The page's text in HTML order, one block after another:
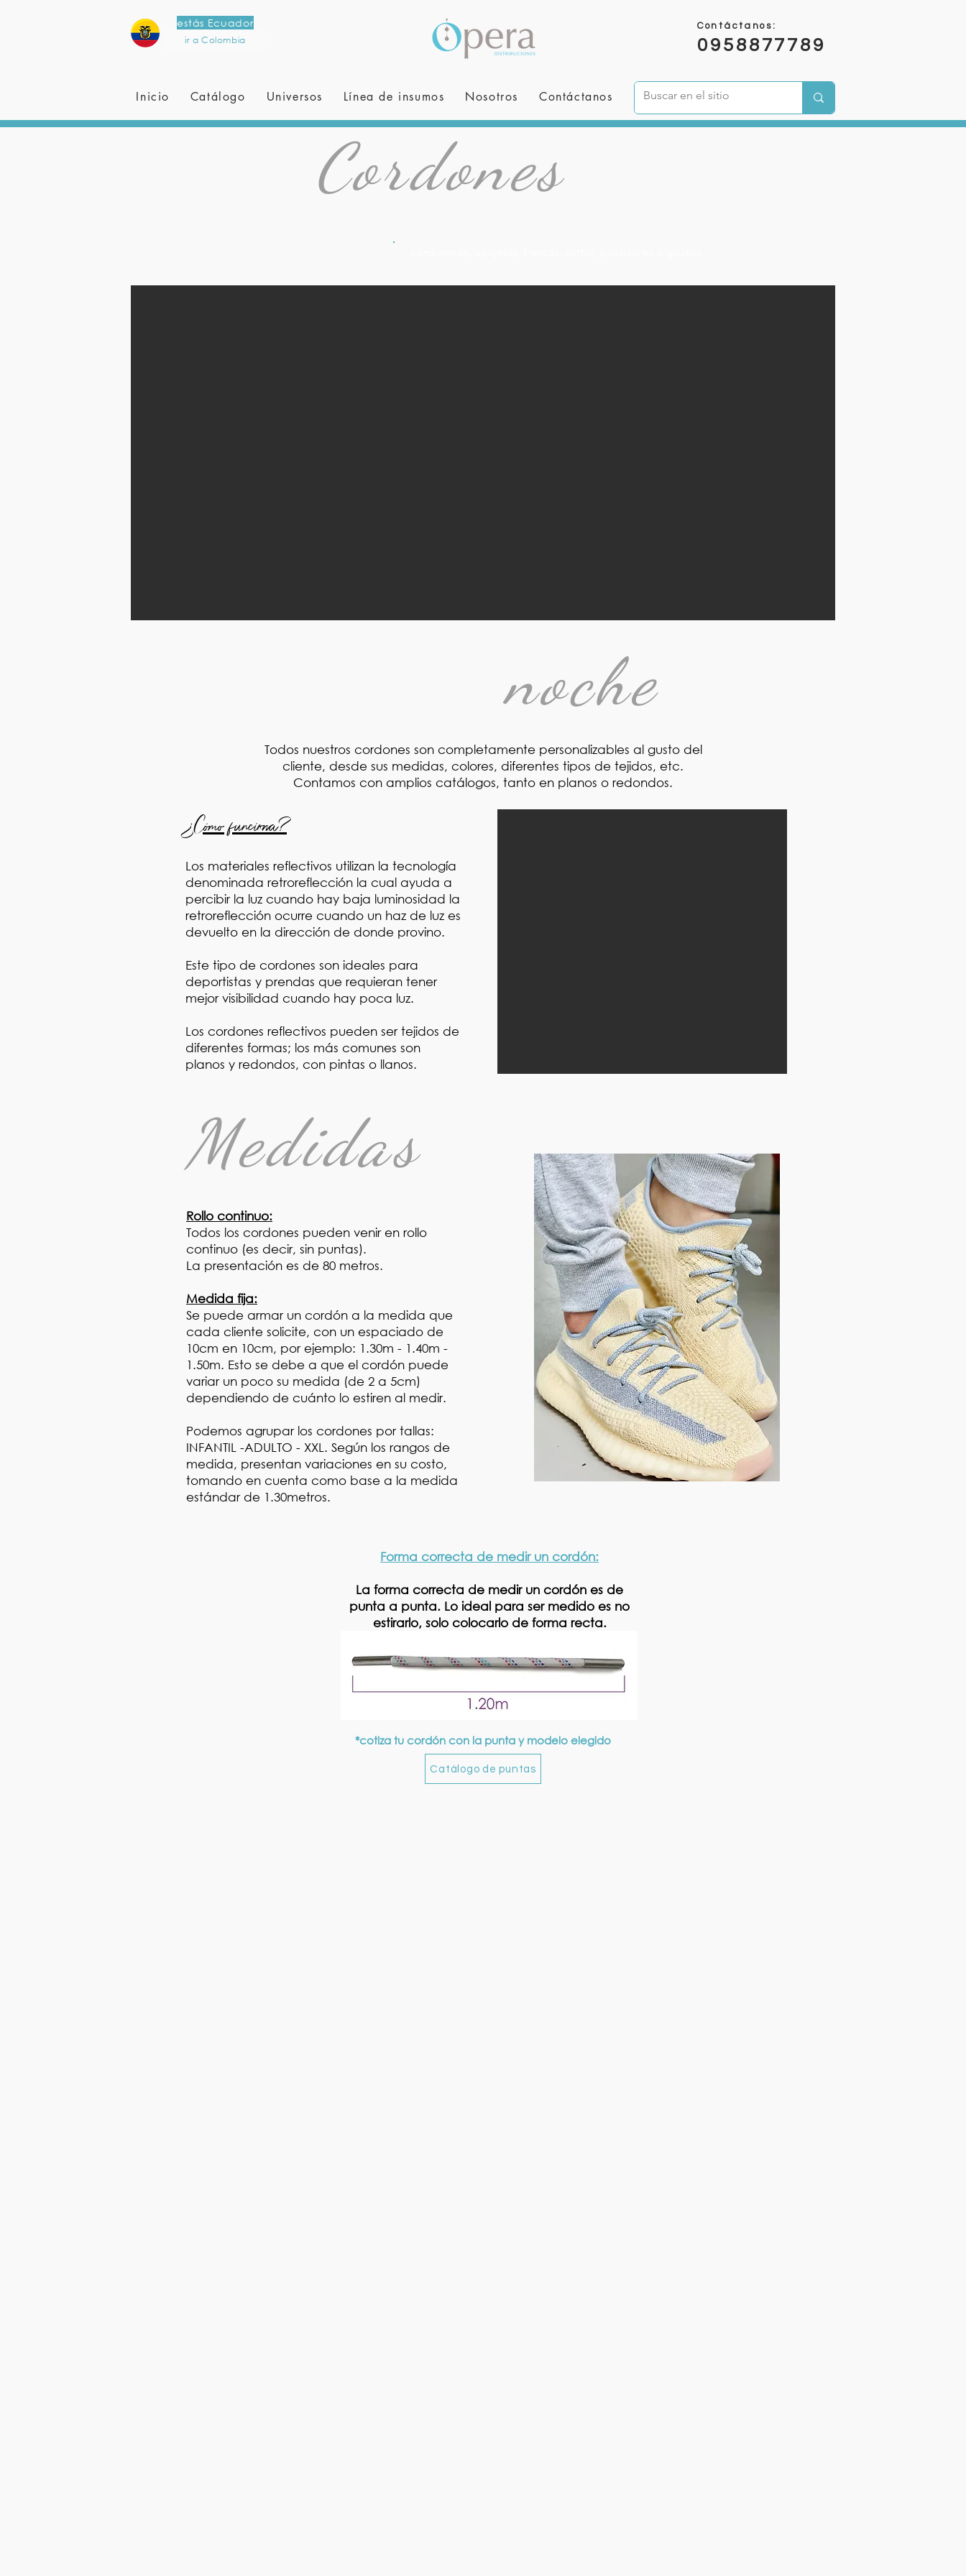
estás Ecuador
ir a Colombia
Inicio Catálogo Universos Línea de insumos Nosotros Contáctanos
Contáctanos:
0958877789
Cordones
VISIBILIDAD EN LA
noche
Todos nuestros cordones son completamente personalizables al gusto del
cliente, desde sus medidas, colores, diferentes tipos de tejidos, etc.
Contamos con amplios catálogos, tanto en planos o redondos.
¿Cómo funciona?
Los materiales reflectivos utilizan la tecnología
denominada retroreflección la cual ayuda a
percibir la luz cuando hay baja luminosidad la
retroreflección ocurre cuando un haz de luz es
devuelto en la dirección de donde provino.
Este tipo de cordones son ideales para
deportistas y prendas que requieran tener
mejor visibilidad cuando hay poca luz.
Los cordones reflectivos pueden ser tejidos de
diferentes formas; los más comunes son
planos y redondos, con pintas o llanos.
Medidas
Rollo continuo:
Todos los cordones pueden venir en rollo
continuo (es decir, sin puntas).
La presentación es de 80 metros.
Medida fija:
Se puede armar un cordón a la medida que
cada cliente solicite, con un espaciado de
10cm en 10cm, por ejemplo: 1.30m - 1.40m -
1.50m. Esto se debe a que el cordón puede
variar un poco su medida (de 2 a 5cm)
dependiendo de cuánto lo estiren al medir.
Podemos agrupar los cordones por tallas:
INFANTIL -ADULTO - XXL. Según los rangos de
medida, presentan variaciones en su costo,
tomando en cuenta como base a la medida
estándar de 1.30metros.
Forma correcta de medir un cordón:
La forma correcta de medir un cordón es de
punta a punta. Lo ideal para ser medido es no
estirarlo, solo colocarlo de forma recta.
*cotiza tu cordón con la punta y modelo elegido
Catálogo de puntas